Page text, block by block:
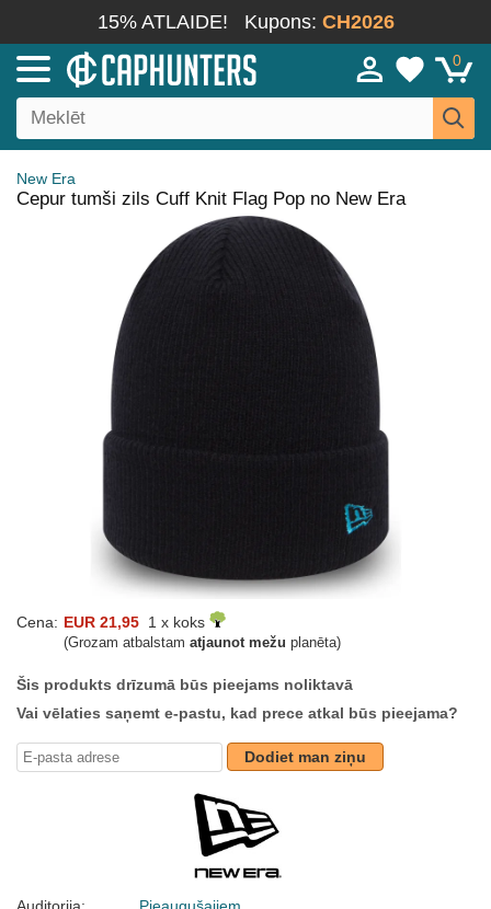
15% ATLAIDE! Kupons: CH2026
0
New Era
Cepur tumši zils Cuff Knit Flag Pop no New Era
Cena: EUR 21,95 1 x koks
(Grozam atbalstam atjaunot mežu planēta)
Šis produkts drīzumā būs pieejams noliktavā
Vai vēlaties saņemt e-pastu, kad prece atkal būs pieejama?
Dodiet man ziņu